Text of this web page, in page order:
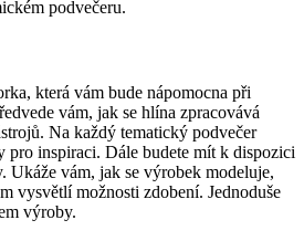
podvečeru.
která vám bude nápomocna při
vám, jak se hlína zpracovává
Na každý tematický podvečer
inspiraci. Dále budete mít k dispozici
Ukáže vám, jak se výrobek modeluje,
vysvětlí možnosti zdobení. Jednoduše
výroby.